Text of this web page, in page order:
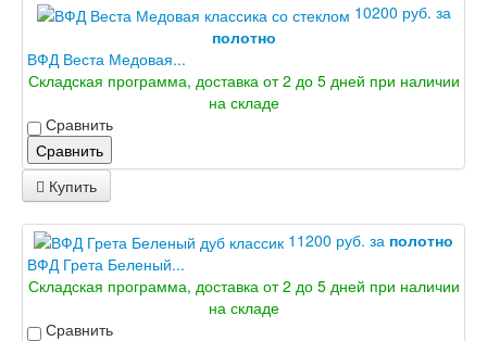
10200 руб. за
полотно
ВФД Веста Медовая...
Складская программа, доставка от 2 до 5 дней при наличии
на складе
Сравнить
Сравнить
Купить
11200 руб. за полотно
ВФД Грета Беленый...
Складская программа, доставка от 2 до 5 дней при наличии
на складе
Сравнить